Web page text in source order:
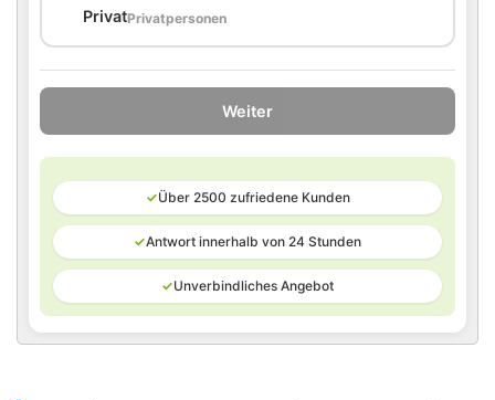
PrivatPrivatpersonen
Weiter
✓Über 2500 zufriedene Kunden
✓Antwort innerhalb von 24 Stunden
✓Unverbindliches Angebot